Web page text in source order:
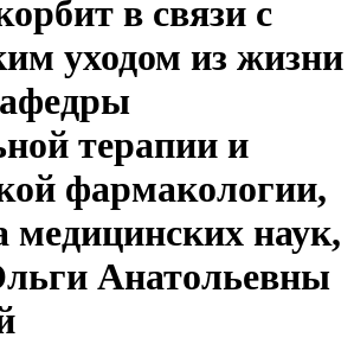
в связи с
уходом из жизни
терапии и
фармакологии,
медицинских наук,
Анатольевны